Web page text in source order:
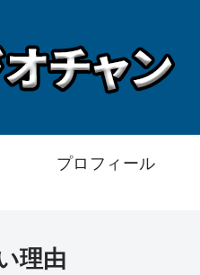
プロフィール
理由